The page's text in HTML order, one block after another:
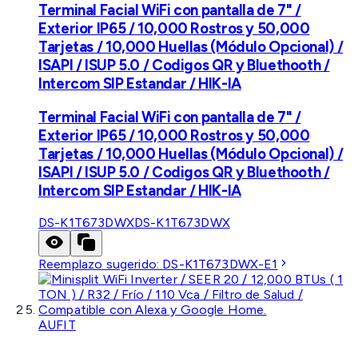
Terminal Facial WiFi con pantalla de 7" /
Exterior IP65 / 10,000 Rostros y 50,000
Tarjetas / 10,000 Huellas (Módulo Opcional) /
ISAPI / ISUP 5.0 / Codigos QR y Bluethooth /
Intercom SIP Estandar / HIK-IA
Terminal Facial WiFi con pantalla de 7" /
Exterior IP65 / 10,000 Rostros y 50,000
Tarjetas / 10,000 Huellas (Módulo Opcional) /
ISAPI / ISUP 5.0 / Codigos QR y Bluethooth /
Intercom SIP Estandar / HIK-IA
DS-K1T673DWXDS-K1T673DWX
Reemplazo sugerido: DS-K1T673DWX-E1
AUFIT